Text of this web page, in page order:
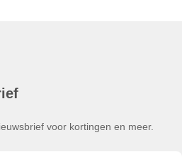
voor kortingen en meer.